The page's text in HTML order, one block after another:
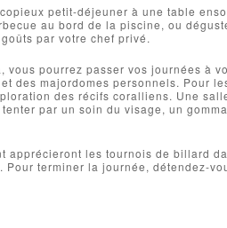
petit-déjeuner à une table
au bord de la piscine, ou
par votre chef privé.
vous pourrez passer vos journées à
des majordomes personnels. Pour
des récifs coralliens. Une
par un soin du visage, un
apprécieront les tournois de billard
terminer la journée, détendez-